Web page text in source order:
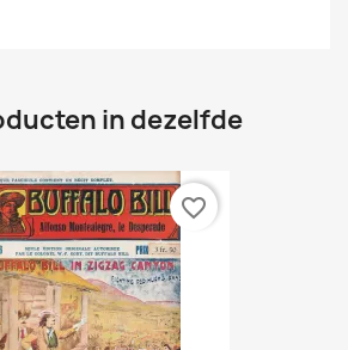
in dezelfde
favorite_border